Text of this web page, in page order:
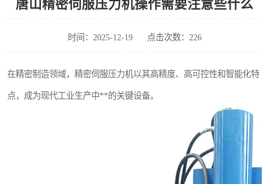
唐山精密伺服压力机操作需要注意些什么
时间：2025-12-19 点击次数：226
在精密制造领域，精密伺服压力机以其高精度、高可控性和智能化特
点，成为现代工业生产中**的关键设备。
气压机-气动压床